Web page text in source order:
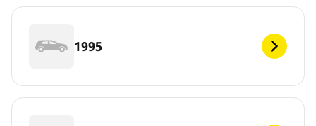
1995